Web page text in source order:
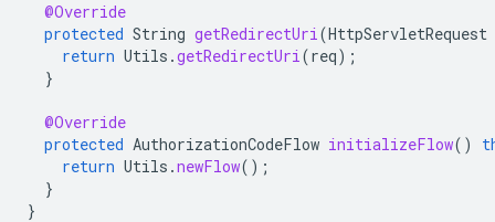
@Override
protected String getRedirectUri(HttpServletRequest
return Utils .getRedirectUri(req);
}
@Override
protected AuthorizationCodeFlow initializeFlow()
return Utils .newFlow();
}
}